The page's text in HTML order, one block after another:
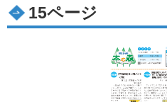
15ページ